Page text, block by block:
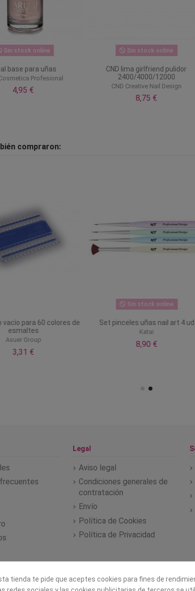
Sin stock online
base para uñas
Profesional
4,95 €
Sin stock online
CND lima girlfriend pulidor
2400/4000/12000
CND Creative Nail Design
8,75 €
compraron:
vacío para 60 colores de
esmaltes
Asuer Group
3,31 €
Sin stock online
Set pinceles uñas nail art 4 ud
Katai
8,90 €
Legal
Aviso legal
Condiciones generales de
contratación
Envío
Política de Cookies
Política de Privacidad
tienda te pide que aceptes cookies para fines de